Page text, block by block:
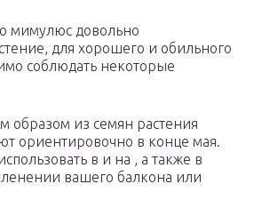
мимулюс довольно
для хорошего и обильного
соблюдать некоторые
из семян растения
ориентировочно в конце мая.
в и на , а также в
вашего балкона или